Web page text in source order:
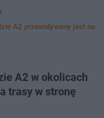
A2 przewidywany jest na
A2 w okolicach
trasy w stronę